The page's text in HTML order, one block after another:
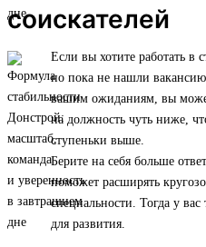
соискателей
Если вы хотите работать в
но пока не нашли
вашим ожиданиям, вы
на должность чуть ниже,
ступеньки выше.
Берите на себя больше
поможет расширять
специальности. Тогда у
для развития.